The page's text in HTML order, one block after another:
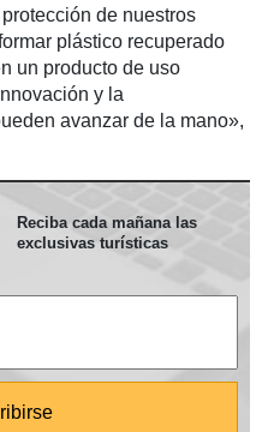
de nuestros
plástico recuperado
un producto de uso
y la
avanzar de la mano»,
Reciba cada mañana las
exclusivas turísticas